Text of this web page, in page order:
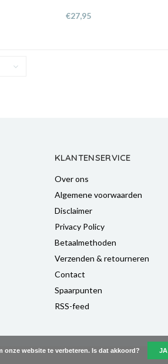
€27,95
KLANTENSERVICE
Over ons
Algemene voorwaarden
Disclaimer
Privacy Policy
Betaalmethoden
Verzenden & retourneren
Contact
Spaarpunten
RSS-feed
onze website te verbeteren. Is dat akkoord? JA